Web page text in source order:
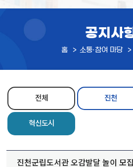
공지사
홈 소통·참여 마당
전체 진천
혁신도시
진천군립도서관 오감발달 놀이 모